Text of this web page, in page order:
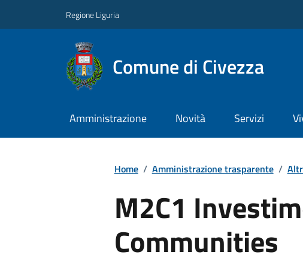
Regione Liguria
Comune di Civezza
Amministrazione Novità Servizi
Home / Amministrazione trasparente /
M2C1
Communities